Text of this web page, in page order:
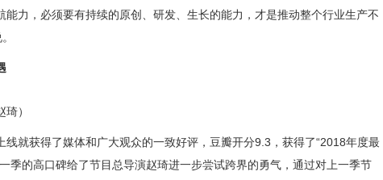
能力 ，必须要有持续的原创、研发、生长的能力，才是推动整个行业生产不
）
线就获得了媒体和广大观众的一致好评，豆瓣开分9.3，获得了“2018年度最
季的高口碑给了节目总导演赵琦进一步尝试跨界的勇气 ， 通过对上一季节